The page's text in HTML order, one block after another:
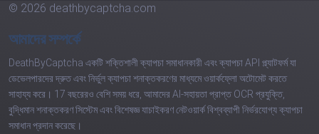
© 2026 deathbycaptcha.com
আমাদের সম্পর্কে
DeathByCaptcha একটি শক্তিশালী ক্যাপচা সমাধানকারী এবং ক্যাপচা API প্ল্যাটফর্ম যা
ডেভেলপারদের দ্রুত এবং নির্ভুল ক্যাপচা শনাক্তকরণের মাধ্যমে ওয়ার্কফ্লো অটোমেট করতে
সাহায্য করে। 17 বছরেরও বেশি সময় ধরে, আমাদের AI-সহায়তা প্রাপ্ত OCR প্রযুক্তি,
বুদ্ধিমান শনাক্তকরণ সিস্টেম এবং বিশেষজ্ঞ যাচাইকরণ নেটওয়ার্ক বিশ্বব্যাপী নির্ভরযোগ্য ক্যাপচা
সমাধান প্রদান করেছে।